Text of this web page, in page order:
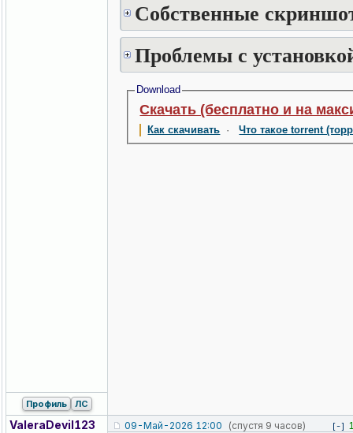
Собственные
Проблемы с
Download
Скачать (бесплатно и на
Как скачивать ·Что такое torrent
Профиль ЛС
ValeraDevil123 09-Май-2026 12:00 (спустя 9 часов) [-]